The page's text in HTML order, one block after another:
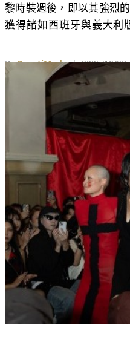
黎時裝週後，即以其強烈
獲得諸如西班牙與義大利
「必買品牌」之一。
ByBeautiMode| 2025/10/23